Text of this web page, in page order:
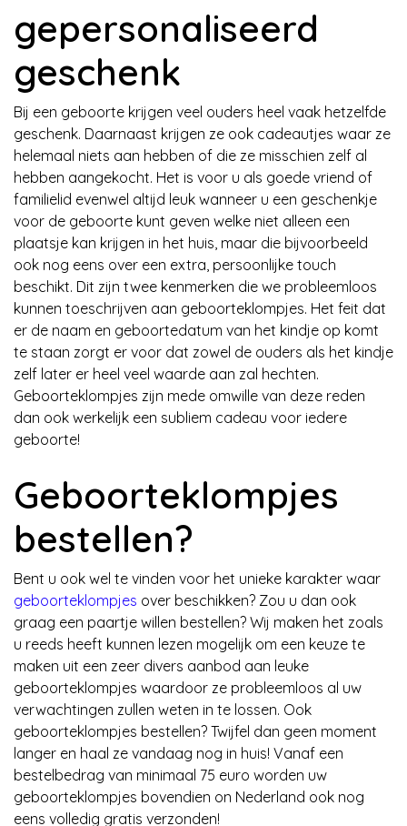
gepersonaliseerd
geschenk
Bij een geboorte krijgen veel ouders heel vaak hetzelfde
geschenk. Daarnaast krijgen ze ook cadeautjes waar ze
helemaal niets aan hebben of die ze misschien zelf al
hebben aangekocht. Het is voor u als goede vriend of
familielid evenwel altijd leuk wanneer u een geschenkje
voor de geboorte kunt geven welke niet alleen een
plaatsje kan krijgen in het huis, maar die bijvoorbeeld
ook nog eens over een extra, persoonlijke touch
beschikt. Dit zijn twee kenmerken die we probleemloos
kunnen toeschrijven aan geboorteklompjes. Het feit dat
er de naam en geboortedatum van het kindje op komt
te staan zorgt er voor dat zowel de ouders als het kindje
zelf later er heel veel waarde aan zal hechten.
Geboorteklompjes zijn mede omwille van deze reden
dan ook werkelijk een subliem cadeau voor iedere
geboorte!
Geboorteklompjes
bestellen?
Bent u ook wel te vinden voor het unieke karakter waar
geboorteklompjes over beschikken? Zou u dan ook
graag een paartje willen bestellen? Wij maken het zoals
u reeds heeft kunnen lezen mogelijk om een keuze te
maken uit een zeer divers aanbod aan leuke
geboorteklompjes waardoor ze probleemloos al uw
verwachtingen zullen weten in te lossen. Ook
geboorteklompjes bestellen? Twijfel dan geen moment
langer en haal ze vandaag nog in huis! Vanaf een
bestelbedrag van minimaal 75 euro worden uw
geboorteklompjes bovendien on Nederland ook nog
eens volledig gratis verzonden!